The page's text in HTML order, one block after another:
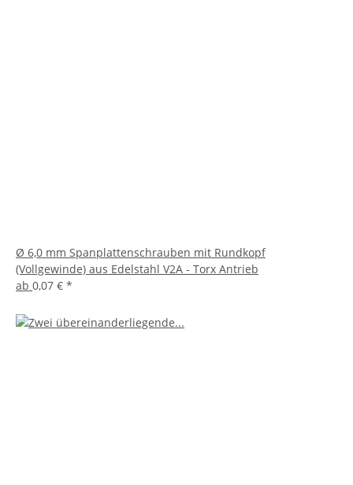
Ø 6,0 mm Spanplattenschrauben mit Rundkopf
(Vollgewinde) aus Edelstahl V2A - Torx Antrieb
ab 0,07 € *